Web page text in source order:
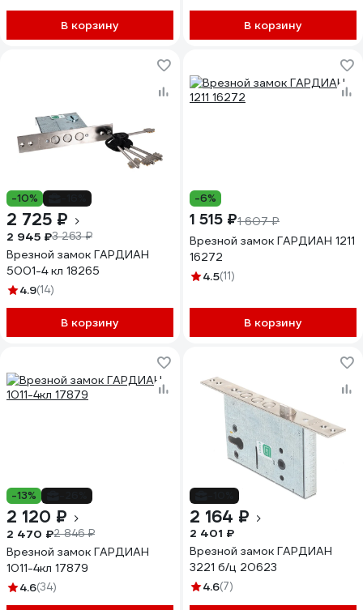
В корзину В корзину
-10%
2 725 ₽
2 945 ₽3 263 ₽
Врезной замок ГАРДИАН
5001-4 кл 18265
4.9(14)
В корзину
-6%
1 515 ₽1 607 ₽
Врезной замок ГАРДИАН 1211
16272
4.5(11)
В корзину
-13%
2 120 ₽
2 470 ₽2 846 ₽
Врезной замок ГАРДИАН
1011-4кл 17879
4.6(34)
2 164 ₽
2 401 ₽
Врезной замок ГАРДИАН
3221 б/ц 20623
4.6(7)